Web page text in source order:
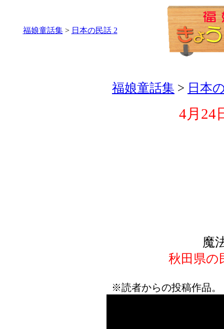
福娘童話集> 日本の民話 2
福娘童話集 > 日本
4月24
魔
秋田県の
※読者からの投稿作品